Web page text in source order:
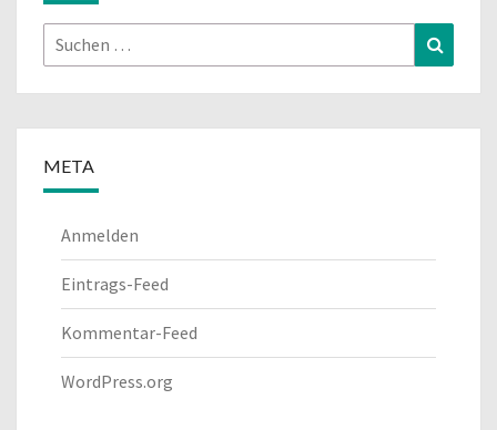
Suchen
nach:
META
Anmelden
Eintrags-Feed
Kommentar-Feed
WordPress.org